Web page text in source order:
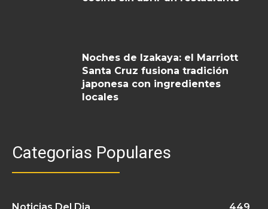
Noches de Izakaya: el Marriott
Santa Cruz fusiona tradición
japonesa con ingredientes
locales
Categorias Populares